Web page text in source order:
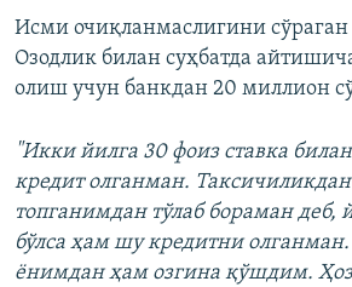
Исми очиқланмаслигини сўраган
Озодлик билан суҳбатда
олиш учун банкдан 20 миллион
"Икки йилга 30 фоиз ставка
кредит олганман.
топганимдан тўлаб бораман деб,
бўлса ҳам шу кредитни
ёнимдан ҳам озгина қўшдим.